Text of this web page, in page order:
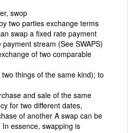
swop
two parties exchange terms
swap a fixed rate payment
stream (See SWAPS)
of two comparable
things of the same kind); to
and sale of the same
for two different dates,
of another A swap can be
essence, swapping is